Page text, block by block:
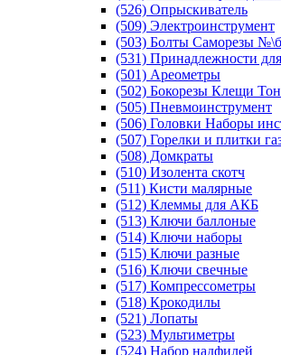
(526) Опрыскиватель
(509) Электроинструмент
(503) Болты Саморезы
(531) Принадлежности
(501) Ареометры
(502) Бокорезы Клещи
(505) Пневмоинструмент
(506) Головки Наборы
(507) Горелки и плитки
(508) Домкраты
(510) Изолента скотч
(511) Кисти малярные
(512) Клеммы для АКБ
(513) Ключи баллоные
(514) Ключи наборы
(515) Ключи разные
(516) Ключи свечные
(517) Компрессометры
(518) Крокодилы
(521) Лопаты
(523) Мультиметры
(524) Набор надфилей